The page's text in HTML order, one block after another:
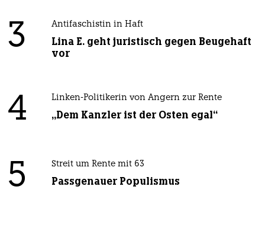
3 Antifaschistin in Haft
Lina E. geht juristisch gegen Beugehaft
vor
4 Linken-Politikerin von Angern zur Rente
„Dem Kanzler ist der Osten egal“
5 Streit um Rente mit 63
Passgenauer Populismus